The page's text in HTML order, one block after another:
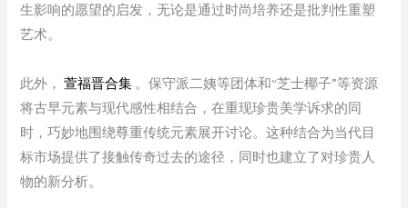
生影响的愿望的启发，无论是通过时尚培养还是批判性重塑
艺术。
此外，萱福晋合集 。保守派二姨等团体和“芝士椰子”等资源
将古早元素与现代感性相结合，在重现珍贵美学诉求的同
时，巧妙地围绕尊重传统元素展开讨论。这种结合为当代目
标市场提供了接触传奇过去的途径，同时也建立了对珍贵人
物的新分析。